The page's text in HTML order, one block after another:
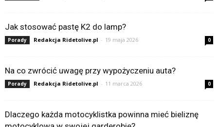
Jak stosować pastę K2 do lamp?
Porady Redakcja Ridetolive.pl - 19 maja 2026 0
Na co zwrócić uwagę przy wypożyczeniu auta?
Porady Redakcja Ridetolive.pl - 11 marca 2026 0
Dlaczego każda motocyklistka powinna mieć bieliznę